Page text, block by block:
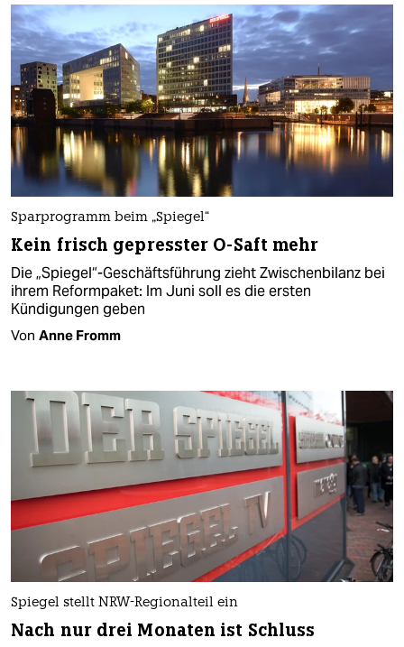
Sparprogramm beim „Spiegel“
Kein frisch gepresster O-Saft mehr
Die „Spiegel“-Geschäftsführung zieht Zwischenbilanz bei
ihrem Reformpaket: Im Juni soll es die ersten
Kündigungen geben
Von Anne Fromm
Spiegel stellt NRW-Regionalteil ein
Nach nur drei Monaten ist Schluss